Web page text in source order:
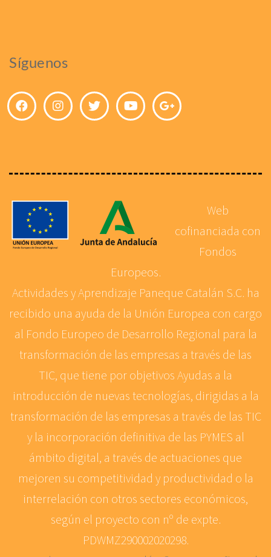
Síguenos
Web
cofinanciada con
Fondos
Europeos.
Actividades y Aprendizaje Paneque Catalán S.C. ha
recibido una ayuda de la Unión Europea con cargo
al Fondo Europeo de Desarrollo Regional para la
transformación de las empresas a través de las
TIC, que tiene por objetivos Ayudas a la
introducción de nuevas tecnologías, dirigidas a la
transformación de las empresas a través de las TIC
y la incorporación definitiva de las PYMES al
ámbito digital, a través de actuaciones que
mejoren su competitividad y productividad o la
interrelación con otros sectores económicos,
según el proyecto con nº de expte.
PDWMZ290002020298.